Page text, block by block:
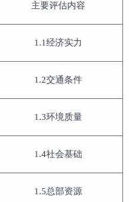
主要评估内容
1.1经济实力
1.2交通条件
1.3环境质量
1.4社会基础
1.5总部资源